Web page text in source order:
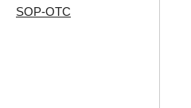
SOP-OTC